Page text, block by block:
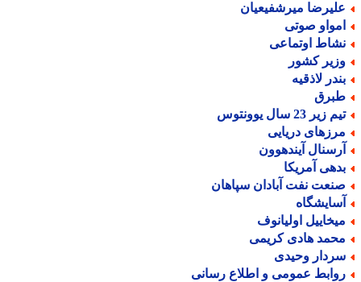
میرشفیعیان
صوتی
اوتماعی
کشور
لاذقیه
زیر 23 سال یوونتوس
دریایی
آیندهوون
آمریکا
نفت آبادان سپاهان
اولیانوف
هادی کریمی
وحیدی
عمومی و اطلاع رسانی